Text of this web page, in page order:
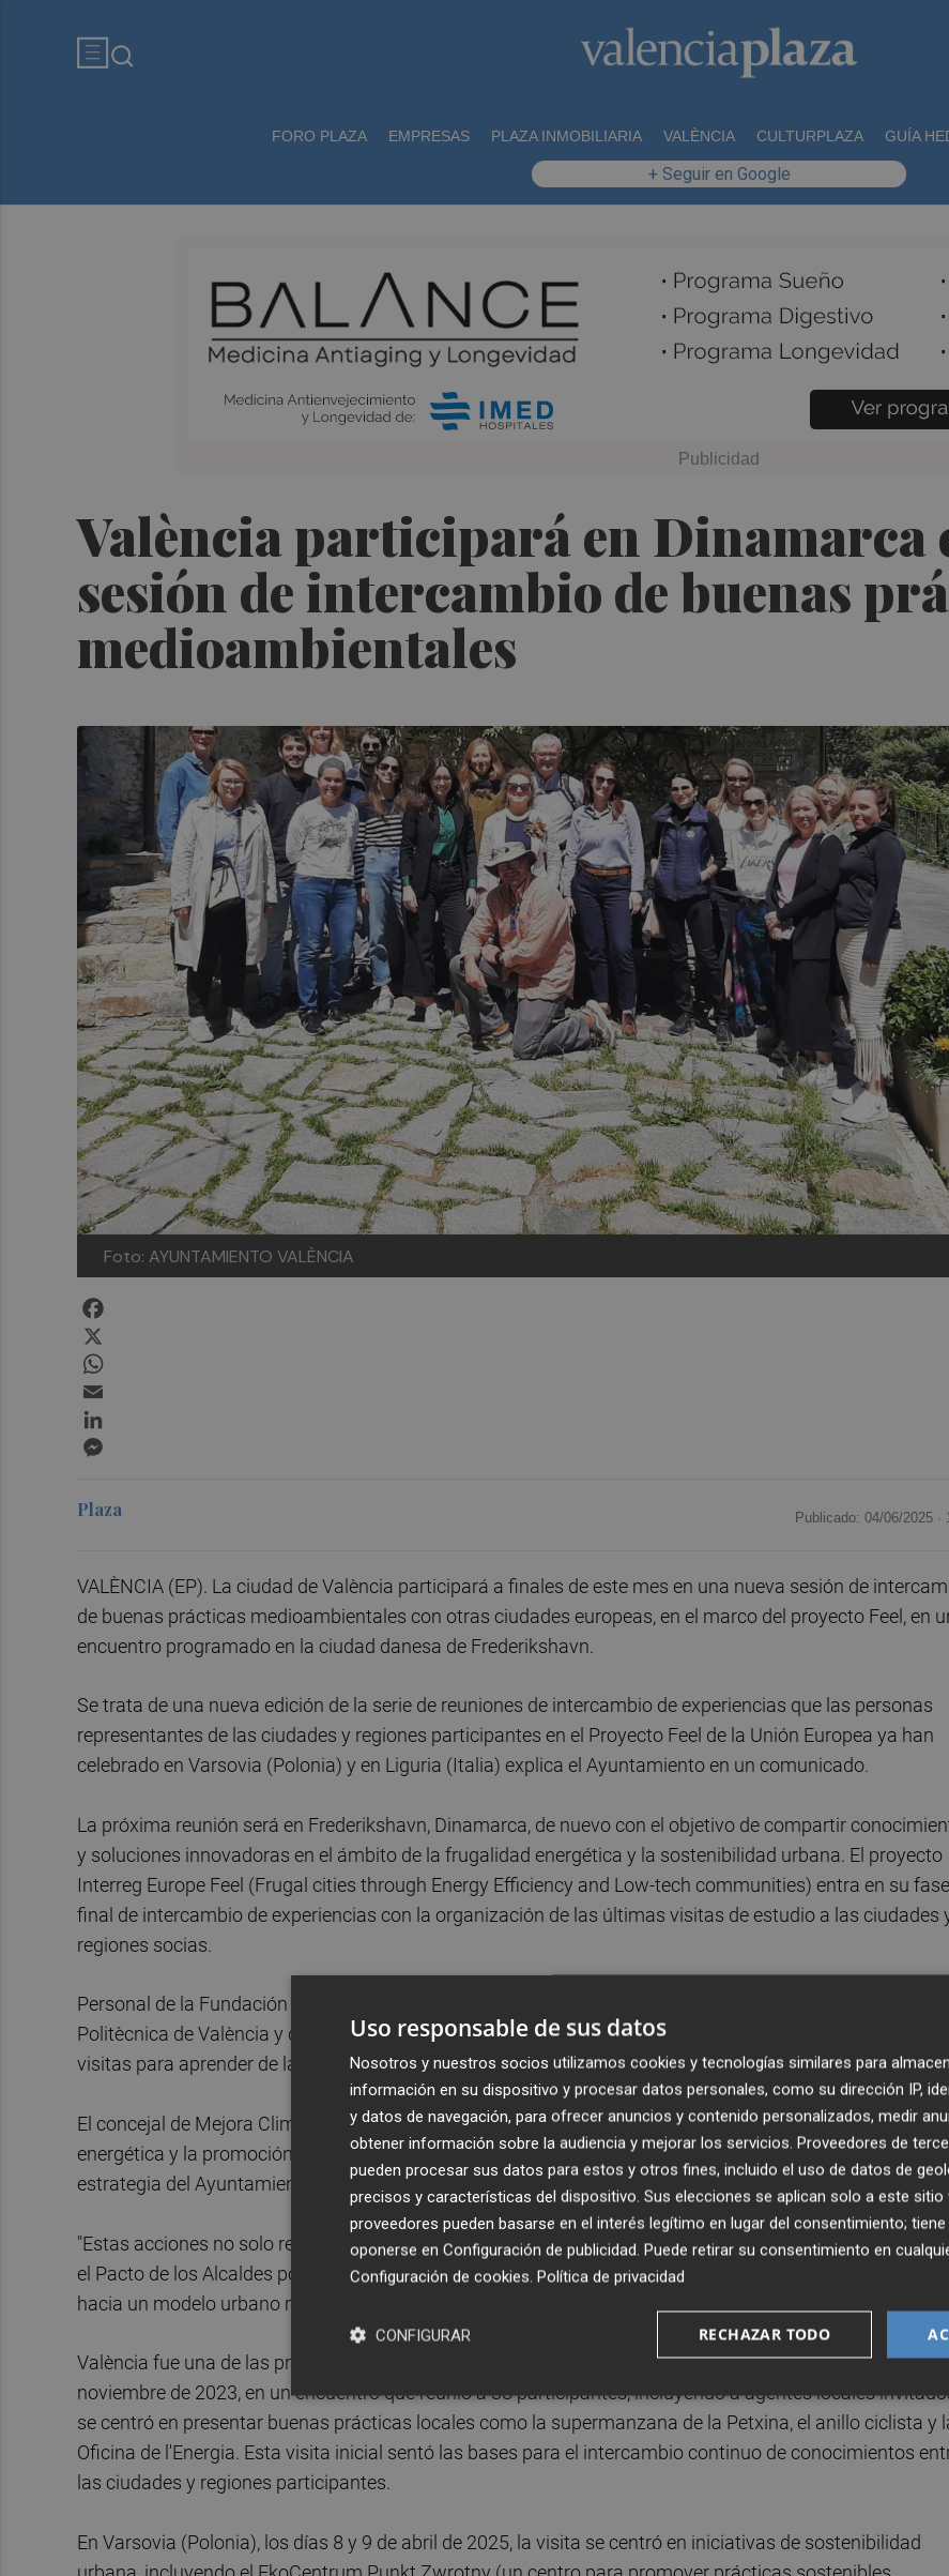
FORO PLAZA EMPRESAS PLAZA INMOBILIARIA VALÈNCIA CULTURPLAZA GUÍA
+ Seguir en Google
València participará en Dinamarca
sesión de intercambio de buenas
medioambientales
Foto: AYUNTAMIENTO VALÈNCIA
Plaza Publicado: 04/06/2025 ·
VALÈNCIA (EP). La ciudad de València participará a finales de este mes en una nueva sesión de
de buenas prácticas medioambientales con otras ciudades europeas, en el marco del proyecto Feel, en
encuentro programado en la ciudad danesa de Frederikshavn.
Se trata de una nueva edición de la serie de reuniones de intercambio de experiencias que las personas
representantes de las ciudades y regiones participantes en el Proyecto Feel de la Unión Europea ya han
celebrado en Varsovia (Polonia) y en Liguria (Italia) explica el Ayuntamiento en un comunicado.
La próxima reunión será en Frederikshavn, Dinamarca, de nuevo con el objetivo de compartir
y soluciones innovadoras en el ámbito de la frugalidad energética y la sostenibilidad urbana. El proyecto
Interreg Europe Feel (Frugal cities through Energy Efficiency and Low-tech communities) entra en su fase
final de intercambio de experiencias con la organización de las últimas visitas de estudio a las ciudades
regiones socias.
Personal de la Fundación València Clima i Energia, acompañado por representantes de la Universitat
Politècnica de València y de las Oficinas de la Energía municipales, está participando activamente en
visitas para aprender de las experiencias y evaluar su potencial de réplica en el contexto valenciano.
El concejal de Mejora Climática y Eficiencia Energética,Carlos Mundina, ha destacado que "la
energética y la promoción de prácticas medioambientales sostenibles constituyen ejes fundamentales
estrategia del Ayuntamiento de València para afrontar los retos del cambio climático".
"Estas acciones no solo responden a compromisos globales, como los Objetivos de Desarrollo
el Pacto de los Alcaldes por el Clima y la Energía, sino que son también herramientas clave para avanzar
hacia un modelo urbano más eficiente, resiliente y equitativo", añade.
València fue una de las primeras ciudades en acoger una visita de estudio del proyecto Feel, los días 7 y
noviembre de 2023, en un encuentro que reunió a 38 participantes, incluyendo a agentes locales
se centró en presentar buenas prácticas locales como la supermanzana de la Petxina, el anillo ciclista y
Oficina de l'Energia. Esta visita inicial sentó las bases para el intercambio continuo de conocimientos
las ciudades y regiones participantes.
En Varsovia (Polonia), los días 8 y 9 de abril de 2025, la visita se centró en iniciativas de sostenibilidad
Uso responsable de sus datos
Nosotros y nuestros socios utilizamos cookies y tecnologías similares para
información en su dispositivo y procesar datos personales, como su dirección IP,
y datos de navegación, para ofrecer anuncios y contenido personalizados, medir
obtener información sobre la audiencia y mejorar los servicios. Proveedores de
pueden procesar sus datos para estos y otros fines, incluido el uso de datos de
precisos y características del dispositivo. Sus elecciones se aplican solo a este sitio
proveedores pueden basarse en el interés legítimo en lugar del consentimiento;
oponerse en Configuración de publicidad. Puede retirar su consentimiento en
Configuración de cookies. Política de privacidad
RECHAZAR TODO
CONFIGURAR